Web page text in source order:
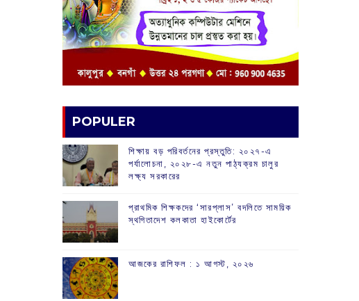
POPULER
শিক্ষায় বড় পরিবর্তনের প্রস্তুতি: ২০২৭-এ
পর্যালোচনা, ২০২৮-এ নতুন পাঠ্যক্রম চালুর
লক্ষ্য সরকারের
প্রাথমিক শিক্ষকদের ‘সারপ্লাস’ বদলিতে সাময়িক
স্থগিতাদেশ কলকাতা হাইকোর্টের
আজকের রাশিফল :‌ ‌‌১ আগস্ট, ২০২৬